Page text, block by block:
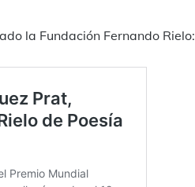
la Fundación Fernando Rielo: